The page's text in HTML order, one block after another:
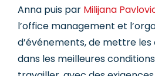
Anna puis par Milijana
l’office management et
d’événements, de mettre
dans les meilleures